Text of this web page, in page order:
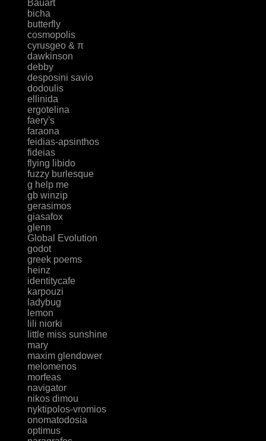
Bauart
bicha
butterfly
cosmopolis
cyrusgeo & π
dawkinson
debby
desposini savio
dodoulis
ellinida
ergotelina
faery's
faraona
feidias-apsinthos
fideias
flying libido
fuzzy burlesque
g help me
gb winzip
gerasimos
giasafox
glenn
Global Evolution
godot
greek poems
heinz
identitycafe
karpouzi
ladybug
lemon
lili niorki
little miss sunshine
mary
maxim glendower
melomenos
morfeas
navigator
nikos dimou
nyktipolos-vromios
onomatodosia
optimus